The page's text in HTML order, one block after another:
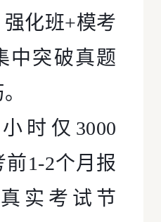
强化班+模考
中突破真题
时仅3000
1-2个月报
实考试节